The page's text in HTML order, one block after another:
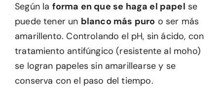
Según la forma en que se haga el papel se
puede tener un blanco más puro o ser más
amarillento. Controlando el pH, sin ácido, con
tratamiento antifúngico (resistente al moho)
se logran papeles sin amarillearse y se
conserva con el paso del tiempo.